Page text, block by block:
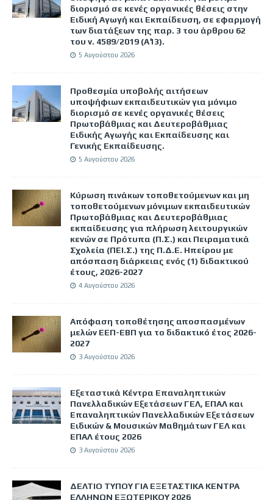
διορισμό σε κενές οργανικές θέσεις στην
Ειδική Αγωγή και Εκπαίδευση, σε εφαρμογή
των διατάξεων της παρ. 3 του άρθρου 62
του ν. 4589/2019 (Α΄13).
5 Αυγούστου 2026
Προθεσμία υποβολής αιτήσεων
υποψήφιων εκπαιδευτικών για μόνιμο
διορισμό σε κενές οργανικές θέσεις
Πρωτοβάθμιας και Δευτεροβάθμιας
Ειδικής Αγωγής και Εκπαίδευσης και
Γενικής Εκπαίδευσης.
5 Αυγούστου 2026
Κύρωση πινάκων τοποθετούμενων και μη
τοποθετούμενων μόνιμων εκπαιδευτικών
Πρωτοβάθμιας και Δευτεροβάθμιας
εκπαίδευσης για πλήρωση λειτουργικών
κενών σε Πρότυπα (Π.Σ.) και Πειραματικά
Σχολεία (ΠΕΙ.Σ.) της Π.Δ.Ε. Ηπείρου με
απόσπαση διάρκειας ενός (1) διδακτικού
έτους, 2026-2027
4 Αυγούστου 2026
Απόφαση τοποθέτησης αποσπασμένων
μελών ΕΕΠ-ΕΒΠ για το διδακτικό έτος 2026-
2027
3 Αυγούστου 2026
Εξεταστικά Κέντρα Επαναληπτικών
Πανελλαδικών Εξετάσεων ΓΕΛ, ΕΠΑΛ και
Επαναληπτικών Πανελλαδικών Εξετάσεων
Ειδικών & Μουσικών Μαθημάτων ΓΕΛ και
ΕΠΑΛ έτους 2026
3 Αυγούστου 2026
ΔΕΛΤΙΟ ΤΥΠΟΥ ΓΙΑ ΕΞΕΤΑΣΤΙΚΑ ΚΕΝΤΡΑ
ΕΛΛΗΝΩΝ ΕΞΩΤΕΡΙΚΟΥ 2026